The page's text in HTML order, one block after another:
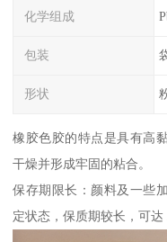
化学组成
包装
形状
橡胶色胶的特点是具有高
干燥并形成牢固的粘合。
保存期限长：颜料及一些
定状态，保质期较长，可达